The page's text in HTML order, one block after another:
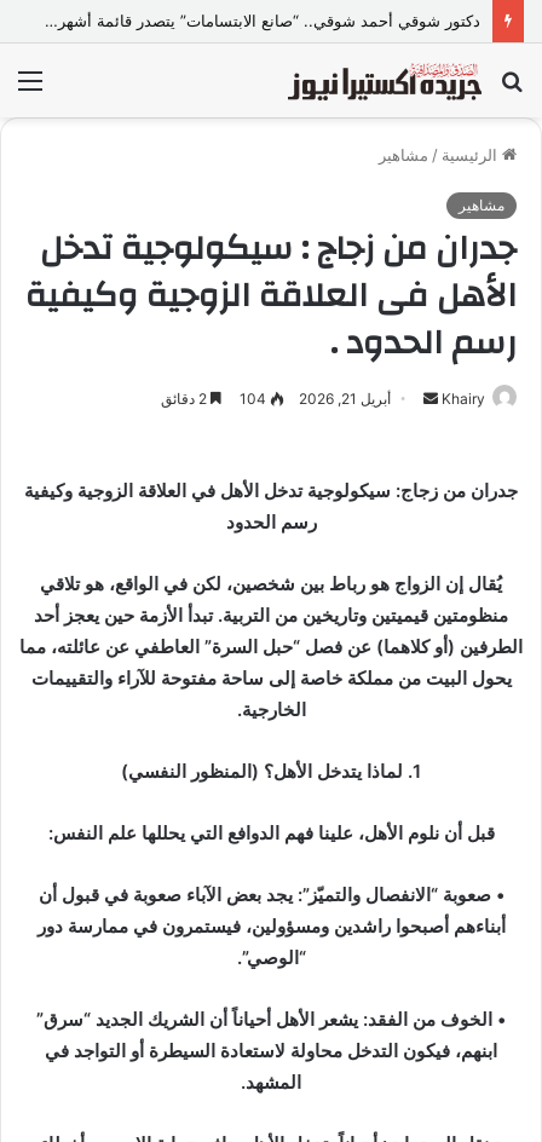
دكتور شوقي أحمد شوقي.. “صانع الابتسامات” يتصدر قائمة أشهر أطباء تجميل الأسنان في مصر
بحث
عن
الرئيسية / مشاهير
مشاهير
جدران من زجاج : سيكولوجية تدخل
الأهل فى العلاقة الزوجية وكيفية
رسم الحدود .
Khairy
ل
ل
ر
ن
ا
أبريل 21, 2026 104
جدران من زجاج: سيكولوجية تدخل الأهل في العلاقة الزوجية وكيفية
رسم الحدود
يُقال إن الزواج هو رباط بين شخصين، لكن في الواقع، هو تلاقي
منظومتين قيميتين وتاريخين من التربية. تبدأ الأزمة حين يعجز أحد
الطرفين (أو كلاهما) عن فصل “حبل السرة” العاطفي عن عائلته، مما
يحول البيت من مملكة خاصة إلى ساحة مفتوحة للآراء والتقييمات
الخارجية.
1. لماذا يتدخل الأهل؟ (المنظور النفسي)
قبل أن نلوم الأهل، علينا فهم الدوافع التي يحللها علم النفس:
• صعوبة “الانفصال والتميّز”: يجد بعض الآباء صعوبة في قبول أن
أبناءهم أصبحوا راشدين ومسؤولين، فيستمرون في ممارسة دور
“الوصي”.
• الخوف من الفقد: يشعر الأهل أحياناً أن الشريك الجديد “سرق”
ابنهم، فيكون التدخل محاولة لاستعادة السيطرة أو التواجد في
المشهد.